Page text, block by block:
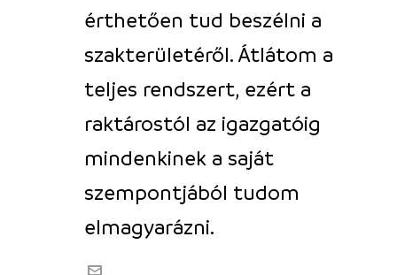
érthetően tud beszélni a
szakterületéről. Átlátom a
teljes rendszert, ezért a
raktárostól az igazgatóig
mindenkinek a saját
szempontjából tudom
elmagyarázni.